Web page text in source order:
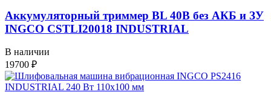
Аккумуляторный триммер BL 40В без АКБ и ЗУ
INGCO CSTLI20018 INDUSTRIAL
В наличии
19700 ₽